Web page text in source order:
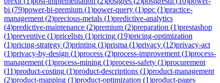
bi (79)power-bi-premium (1)power-query (1)ppc (1)practice-
management (2)precious-metals (1)predictive-analytics
(4)predictive-maintenance (2)premium (2)preparation (1)prestashop
(1)preventive (1)pricelists (1)pricing (19)pricing-optimization
(1)pricing-strategy (3)printing (1)prisma (1)privacy (12)privacy-act
(1)privacy-by-design (1)process (2)process-improvement (1)process-
management (1)process-mining (1)process-safety (1)procurement
(11)product-costing (1)product-descriptions (1)product-management
(2)product-mapping (1)product-optimization (1)product-pages